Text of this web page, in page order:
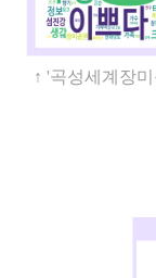
↑ '곡성세계장미